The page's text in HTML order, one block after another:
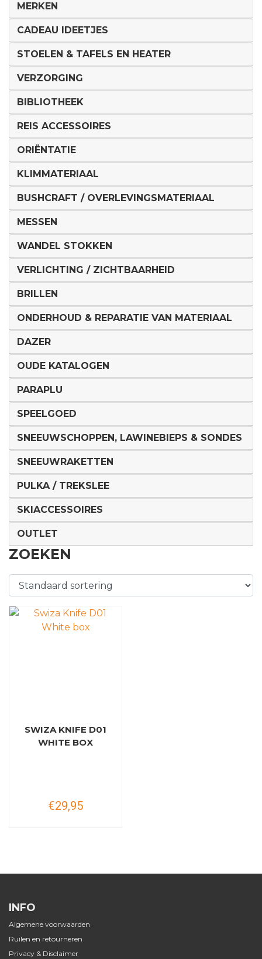
MERKEN
CADEAU IDEETJES
STOELEN & TAFELS EN HEATER
VERZORGING
BIBLIOTHEEK
REIS ACCESSOIRES
ORIËNTATIE
KLIMMATERIAAL
BUSHCRAFT / OVERLEVINGSMATERIAAL
MESSEN
WANDEL STOKKEN
VERLICHTING / ZICHTBAARHEID
BRILLEN
ONDERHOUD & REPARATIE VAN MATERIAAL
DAZER
OUDE KATALOGEN
PARAPLU
SPEELGOED
SNEEUWSCHOPPEN, LAWINEBIEPS & SONDES
SNEEUWRAKETTEN
PULKA / TREKSLEE
SKIACCESSOIRES
OUTLET
ZOEKEN
SWIZA KNIFE D01
WHITE BOX
€29,95
INFO
Algemene voorwaarden
Ruilen en retourneren
Privacy & Disclaimer